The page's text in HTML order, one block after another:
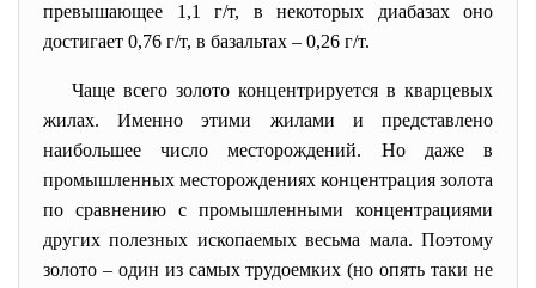
превышающее 1,1 г/т, в некоторых диабазах оно
достигает 0,76 г/т, в базальтах – 0,26 г/т.
Чаще всего золото концентрируется в кварцевых
жилах. Именно этими жилами и представлено
наибольшее число месторождений. Но даже в
промышленных месторождениях концентрация золота
по сравнению с промышленными концентрациями
других полезных ископаемых весьма мала. Поэтому
золото – один из самых трудоемких (но опять таки не